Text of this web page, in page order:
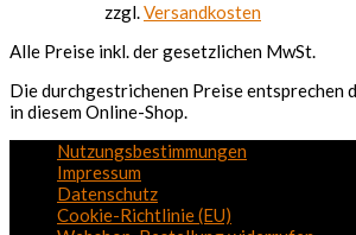
zzgl.Versandkosten
Alle Preise inkl. der gesetzlichen MwSt.
Die durchgestrichenen Preise entsprechen
in diesem Online-Shop.
Nutzungsbestimmungen
Impressum
Datenschutz
Cookie-Richtlinie (EU)